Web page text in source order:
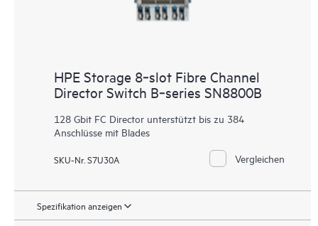
HPE Storage 8‑slot Fibre Channel
Director Switch B‑series SN8800B
128 Gbit FC Director unterstützt bis zu 384
Anschlüsse mit Blades
SKU-Nr. S7U30A Vergleichen
Spezifikation anzeigen